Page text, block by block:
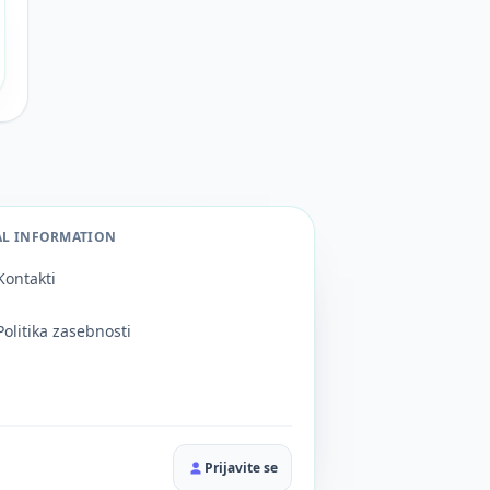
INFORMATION
zasebnosti
Prijavite se